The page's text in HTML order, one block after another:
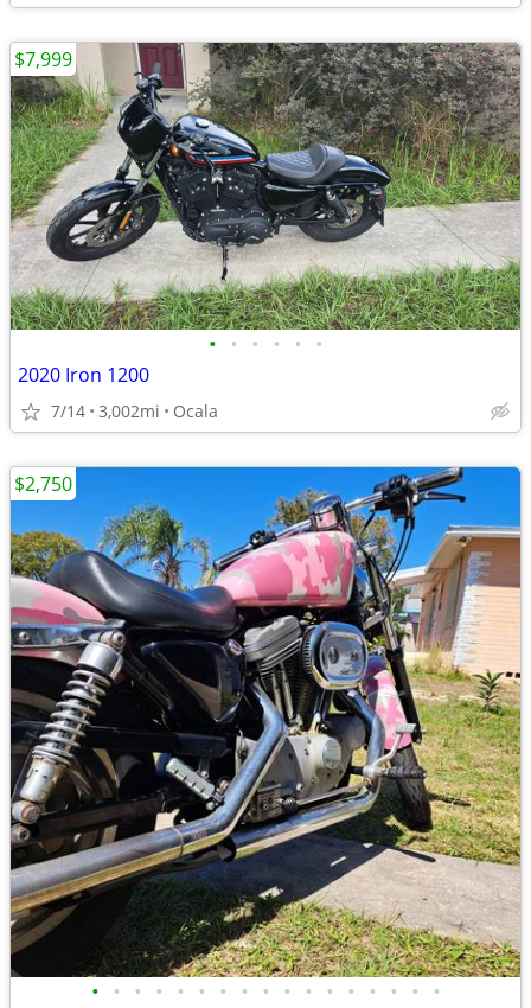
• • • • • •
2020 Iron 1200
7/14 3,002mi Ocala
$7,999
• • • • • • • • • • • • • • • • •
$2,750